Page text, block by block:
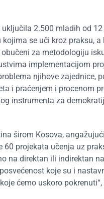
uključila 2.500 mladih od
se uči kroz praksu, a
za metodologiju
implementacijom
njihove zajednice,
i praćenjem i procenom
instrumenta za
širom Kosova,
60 projekata učenja uz
na direktan ili indirektan
koje su i
ćemo uskoro pokrenuti“,